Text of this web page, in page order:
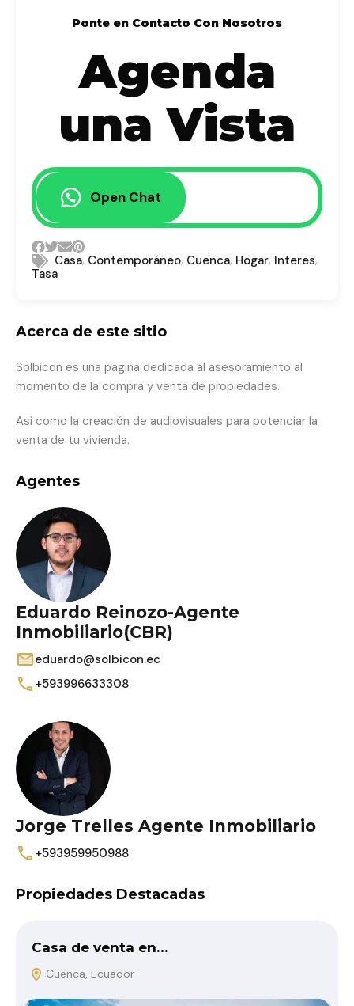
Ponte en Contacto Con Nosotros
Agenda
una Vista
Open Chat
Casa, Contemporáneo, Cuenca, Hogar, Interes,
Tasa
Acerca de este sitio
Solbicon es una pagina dedicada al asesoramiento al
momento de la compra y venta de propiedades.
Asi como la creación de audiovisuales para potenciar la
venta de tu vivienda.
Agentes
Eduardo Reinozo-Agente
Inmobiliario(CBR)
eduardo@solbicon.ec
+593996633308
Jorge Trelles Agente Inmobiliario
+593959950988
Propiedades Destacadas
Casa de venta en…
Cuenca, Ecuador